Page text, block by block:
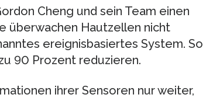
Cheng und sein Team einen
überwachen Hautzellen nicht
ereignisbasiertes System. So
90 Prozent reduzieren.
ihrer Sensoren nur weiter,